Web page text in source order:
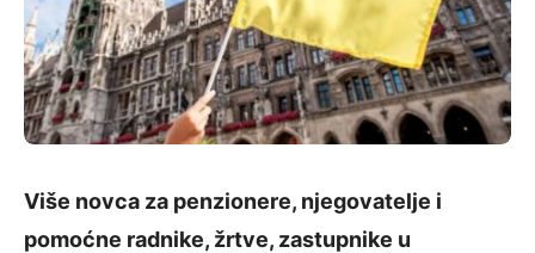
Više novca za penzionere, njegovatelje i
pomoćne radnike, žrtve, zastupnike u